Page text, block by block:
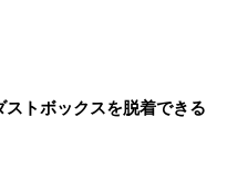
トボックスを脱着できる